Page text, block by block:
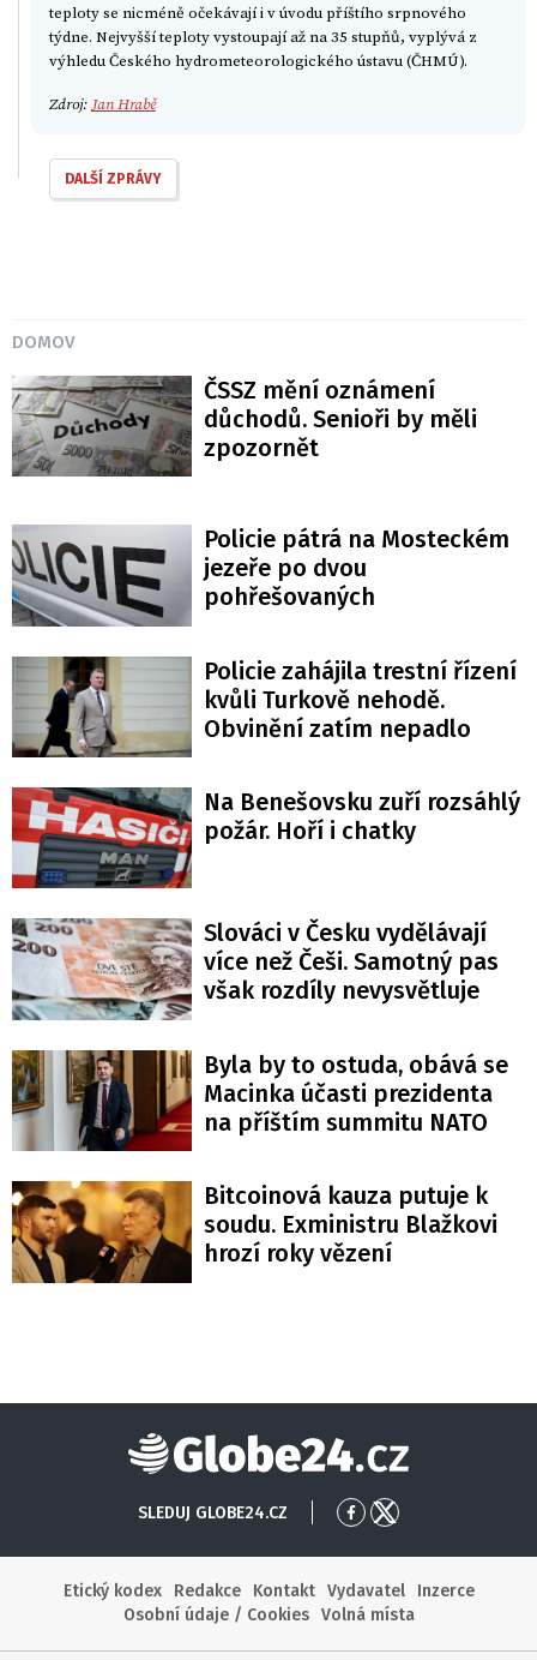
teploty se nicméně očekávají i v úvodu příštího srpnového
týdne. Nejvyšší teploty vystoupají až na 35 stupňů, vyplývá z
výhledu Českého hydrometeorologického ústavu (ČHMÚ).
Zdroj: Jan Hrabě
DALŠÍ ZPRÁVY
DOMOV
ČSSZ mění oznámení
důchodů. Senioři by měli
zpozornět
Policie pátrá na Mosteckém
jezeře po dvou
pohřešovaných
Policie zahájila trestní řízení
kvůli Turkově nehodě.
Obvinění zatím nepadlo
Na Benešovsku zuří rozsáhlý
požár. Hoří i chatky
Slováci v Česku vydělávají
více než Češi. Samotný pas
však rozdíly nevysvětluje
Byla by to ostuda, obává se
Macinka účasti prezidenta
na příštím summitu NATO
Bitcoinová kauza putuje k
soudu. Exministru Blažkovi
hrozí roky vězení
Globe24
SLEDUJ GLOBE24.CZ
Přejít
Facebook
Přejít
X
Etický kodex
Redakce Kontakt Vydavatel
Inzerce
Osobní údaje / Cookies
Volná místa